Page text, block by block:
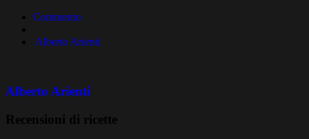
Commento
Alberto Arienti
Alberto Arienti
Recensioni di ricette